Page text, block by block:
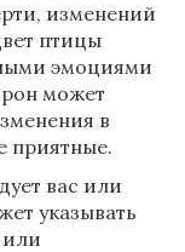
изменений
птицы
эмоциями
может
в
приятные.
вас или
указывать
или